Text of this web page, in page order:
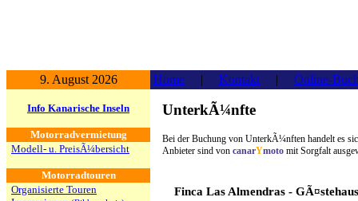
9. August 2026 Home | Kontakt | Online-
Info Kanarische Inseln
Motorradvermietung
Modell- u. PreisÃ¼bersicht
Motorradtouren
Organisierte Touren
UnterkÃ¼nfte
Bei der Buchung von UnterkÃ¼nften handelt es
Anbieter sind von canarYmoto mit Sorgfalt
Finca Las Almendras - GÃ¤stehaus